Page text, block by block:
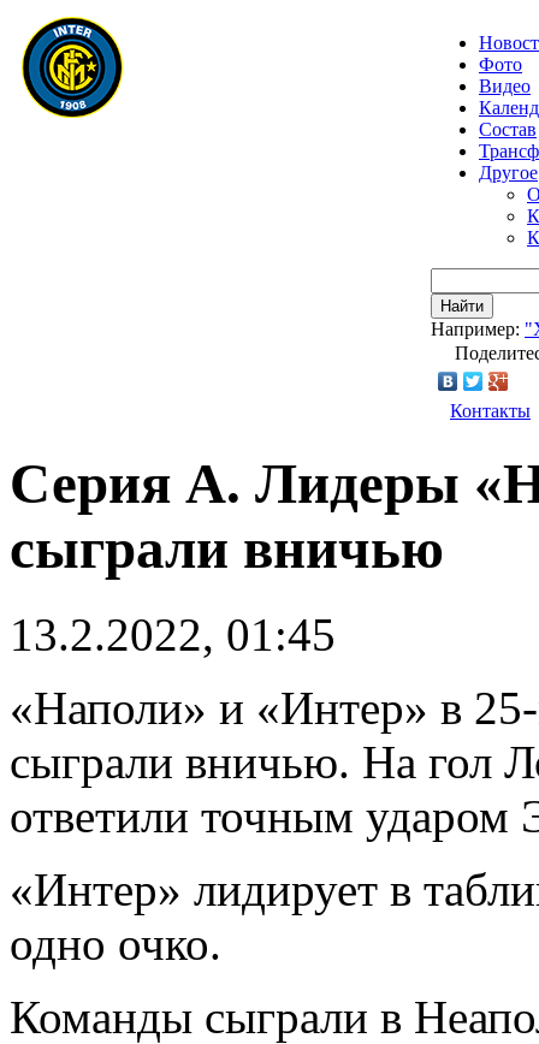
Фото
Видео
Состав
Другое
Найти
Например:
Контакты
Серия А. Лидеры
сыграли вничью
13.2.2022, 01:45
«Наполи» и «Интер» в
сыграли вничью. На гол
ответили точным ударом
«Интер» лидирует в
одно очко.
Команды сыграли в